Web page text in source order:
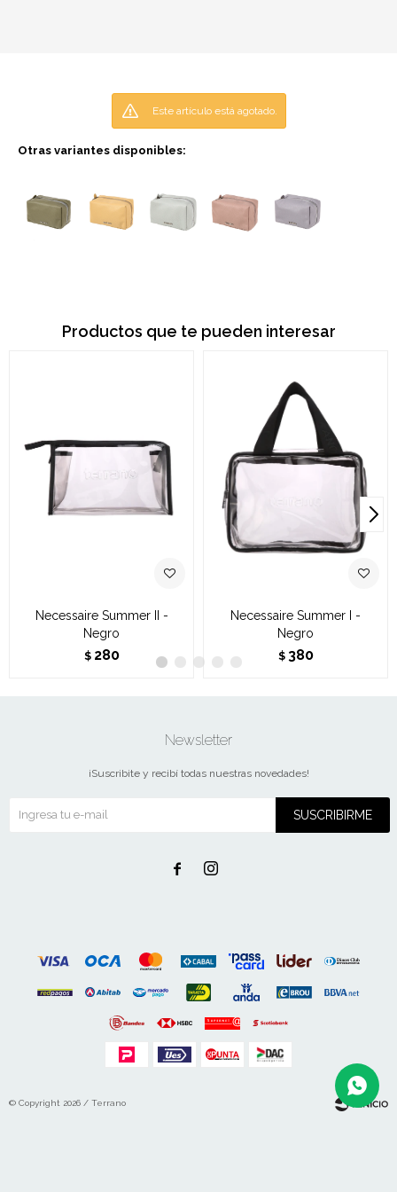
Este artículo está agotado.
Otras variantes disponibles:
Productos que te pueden interesar
Necessaire Summer II -
Negro
$ 280
Necessaire Summer I -
Negro
$ 380
Newsletter
¡Suscribite y recibí todas nuestras novedades!
SUSCRIBIRME
 
© Copyright 2026 / Terrano